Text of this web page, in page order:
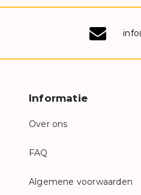
Informatie
Over ons
FAQ
Algemene voorwaarden